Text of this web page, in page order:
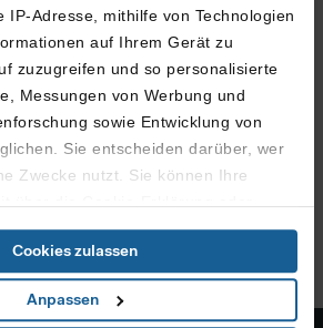
IP-Adresse, mithilfe von Technologien
auf Ihrem Gerät zu
zuzugreifen und so personalisierte
Messungen von Werbung und
sowie Entwicklung von
Sie entscheiden darüber, wer
Zwecke nutzt. Sie können Ihre
über die Cookie-Erklärung oder
Privacy Trigger Symbol ändern oder
würden wir auch gerne:
Cookies zulassen
Anpassen